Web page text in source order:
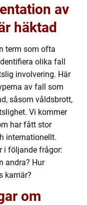
av
häktad
term som ofta
olika fall
involvering. Här
av fall som
såsom våldsbrott,
Vi kommer
har fått stor
internationellt.
i följande frågor:
andra? Hur
karriär?
om